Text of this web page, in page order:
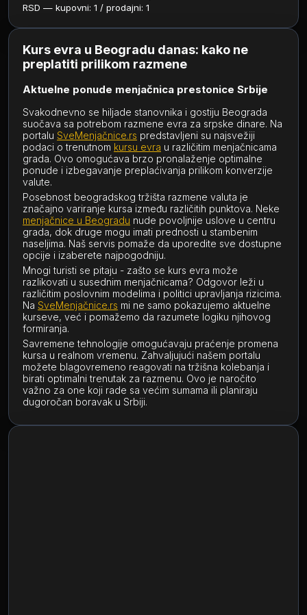
RSD — kupovni: 1 / prodajni: 1
Kurs evra u Beogradu danas: kako ne
preplatiti prilikom razmene
Aktuelne ponude menjačnica prestonice Srbije
Svakodnevno se hiljade stanovnika i gostiju Beograda
suočava sa potrebom razmene evra za srpske dinare. Na
portalu SveMenjačnice.rs predstavljeni su najsvežiji
podaci o trenutnom kursu evra u različitim menjačnicama
grada. Ovo omogućava brzo pronalaženje optimalne
ponude i izbegavanje preplaćivanja prilikom konverzije
valute.
Posebnost beogradskog tržišta razmene valuta je
značajno variranje kursa između različitih punktova. Neke
menjačnice u Beogradu nude povoljnije uslove u centru
grada, dok druge mogu imati prednosti u stambenim
naseljima. Naš servis pomaže da uporedite sve dostupne
opcije i izaberete najpogodniju.
Mnogi turisti se pitaju - zašto se kurs evra može
razlikovati u susednim menjačnicama? Odgovor leži u
različitim poslovnim modelima i politici upravljanja rizicima.
Na SveMenjačnice.rs mi ne samo pokazujemo aktuelne
kurseve, već i pomažemo da razumete logiku njihovog
formiranja.
Savremene tehnologije omogućavaju praćenje promena
kursa u realnom vremenu. Zahvaljujući našem portalu
možete blagovremeno reagovati na tržišna kolebanja i
birati optimalni trenutak za razmenu. Ovo je naročito
važno za one koji rade sa većim sumama ili planiraju
dugoročan boravak u Srbiji.